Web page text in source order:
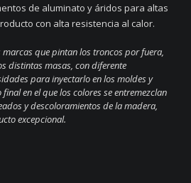
de aluminato y áridos para altas
con alta resistencia al calor.
que pintan los troncos por fuera,
distintas masas, con diferente
para inyectarlo en los moldes y
en el que los colores se entremezclan
y descoloramientos de la madera,
excepcional.